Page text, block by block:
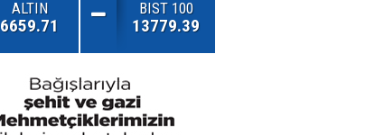
ALTIN
6659.71
BIST 100
13779.39